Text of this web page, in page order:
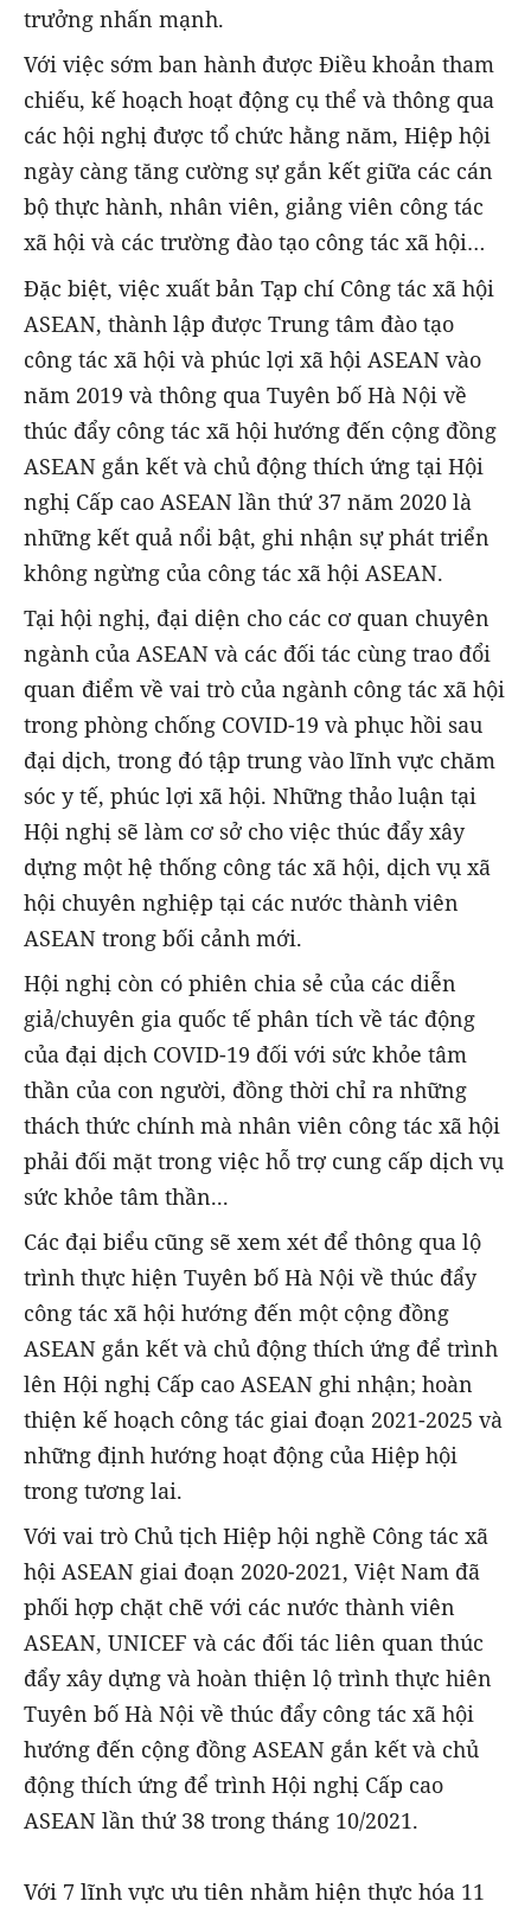
trưởng nhấn mạnh.
Với việc sớm ban hành được Điều khoản tham
chiếu, kế hoạch hoạt động cụ thể và thông qua
các hội nghị được tổ chức hằng năm, Hiệp hội
ngày càng tăng cường sự gắn kết giữa các cán
bộ thực hành, nhân viên, giảng viên công tác
xã hội và các trường đào tạo công tác xã hội…
Đặc biệt, việc xuất bản Tạp chí Công tác xã hội
ASEAN, thành lập được Trung tâm đào tạo
công tác xã hội và phúc lợi xã hội ASEAN vào
năm 2019 và thông qua Tuyên bố Hà Nội về
thúc đẩy công tác xã hội hướng đến cộng đồng
ASEAN gắn kết và chủ động thích ứng tại Hội
nghị Cấp cao ASEAN lần thứ 37 năm 2020 là
những kết quả nổi bật, ghi nhận sự phát triển
không ngừng của công tác xã hội ASEAN.
Tại hội nghị, đại diện cho các cơ quan chuyên
ngành của ASEAN và các đối tác cùng trao đổi
quan điểm về vai trò của ngành công tác xã hội
trong phòng chống COVID-19 và phục hồi sau
đại dịch, trong đó tập trung vào lĩnh vực chăm
sóc y tế, phúc lợi xã hội. Những thảo luận tại
Hội nghị sẽ làm cơ sở cho việc thúc đẩy xây
dựng một hệ thống công tác xã hội, dịch vụ xã
hội chuyên nghiệp tại các nước thành viên
ASEAN trong bối cảnh mới.
Hội nghị còn có phiên chia sẻ của các diễn
giả/chuyên gia quốc tế phân tích về tác động
của đại dịch COVID-19 đối với sức khỏe tâm
thần của con người, đồng thời chỉ ra những
thách thức chính mà nhân viên công tác xã hội
phải đối mặt trong việc hỗ trợ cung cấp dịch vụ
sức khỏe tâm thần...
Các đại biểu cũng sẽ xem xét để thông qua lộ
trình thực hiện Tuyên bố Hà Nội về thúc đẩy
công tác xã hội hướng đến một cộng đồng
ASEAN gắn kết và chủ động thích ứng để trình
lên Hội nghị Cấp cao ASEAN ghi nhận; hoàn
thiện kế hoạch công tác giai đoạn 2021-2025 và
những định hướng hoạt động của Hiệp hội
trong tương lai.
Với vai trò Chủ tịch Hiệp hội nghề Công tác xã
hội ASEAN giai đoạn 2020-2021, Việt Nam đã
phối hợp chặt chẽ với các nước thành viên
ASEAN, UNICEF và các đối tác liên quan thúc
đẩy xây dựng và hoàn thiện lộ trình thực hiên
Tuyên bố Hà Nội về thúc đẩy công tác xã hội
hướng đến cộng đồng ASEAN gắn kết và chủ
động thích ứng để trình Hội nghị Cấp cao
ASEAN lần thứ 38 trong tháng 10/2021.
Với 7 lĩnh vực ưu tiên nhằm hiện thực hóa 11